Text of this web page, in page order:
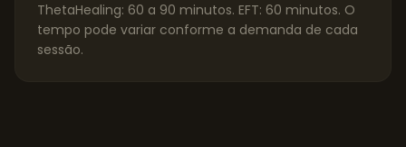
ThetaHealing: 60 a 90 minutos. EFT: 60 minutos. O
tempo pode variar conforme a demanda de cada
sessão.